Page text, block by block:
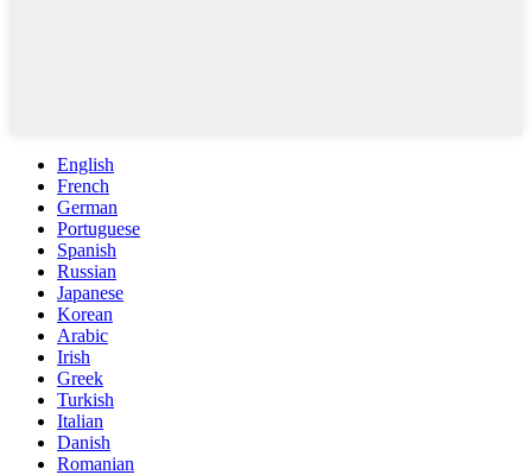
English
French
German
Portuguese
Spanish
Russian
Japanese
Korean
Arabic
Irish
Greek
Turkish
Italian
Danish
Romanian